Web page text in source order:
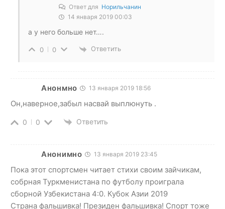
Ответ для Норильчанин
14 января 2019 00:03
а у него больше нет….
0 0 Ответить
Анонмно 13 января 2019 18:56
Он,наверное,забыл насвай выплюнуть .
0 0 Ответить
Анонимно 13 января 2019 23:45
Пока этот спортсмен читает стихи своим зайчикам,
собрная Туркменистана по футболу проиграла
сборной Узбекистана 4:0. Кубок Азии 2019
Страна фальшивка! Президен фальшивка! Спорт тоже